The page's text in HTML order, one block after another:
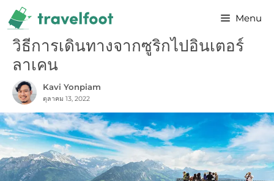
Skip
to
content
Menu
วิธีการเดินทางจากซูริกไปอินเตอร์
ลาเคน
Kavi Yonpiam
ตุลาคม 13, 2022